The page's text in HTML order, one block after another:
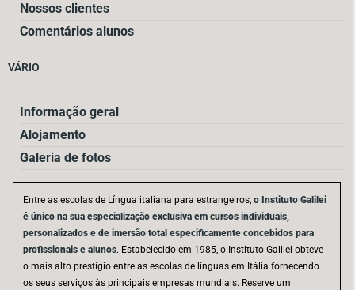
Nossos clientes
Comentários alunos
VÁRIO
Informação geral
Alojamento
Galeria de fotos
Entre as escolas de Língua italiana para estrangeiros, o Instituto Galilei
é único na sua especialização exclusiva em cursos individuais,
personalizados e de imersão total especificamente concebidos para
profissionais e alunos. Estabelecido em 1985, o Instituto Galilei obteve
o mais alto prestígio entre as escolas de línguas em Itália fornecendo
os seus serviços às principais empresas mundiais. Reserve um